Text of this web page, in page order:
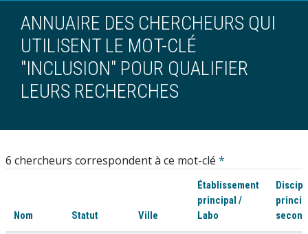
ANNUAIRE DES CHERCHEURS QUI
UTILISENT LE MOT-CLÉ
"INCLUSION" POUR QUALIFIER
LEURS RECHERCHES
6 chercheurs correspondent à ce mot-clé *
Nom Statut Ville
Établissement
principal /
Labo